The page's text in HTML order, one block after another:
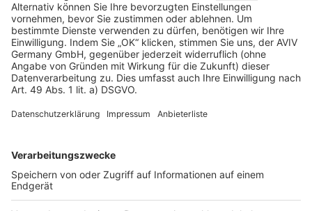
Rechtliches
AGB-Übersicht
Datenschutz
Impressum
Services
Bauprojekt-Quiz
Häuser-Suche